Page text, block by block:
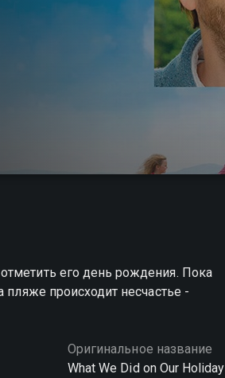
его день рождения. Пока
пляже происходит несчастье -
Оригинальное название
What We Did on Our Holiday